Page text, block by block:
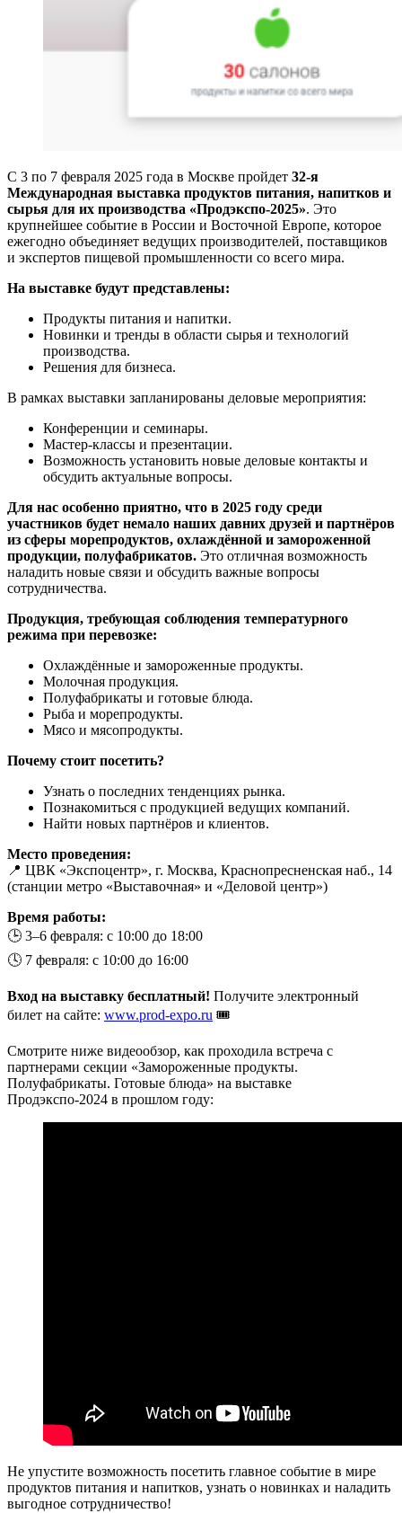
С 3 по 7 февраля 2025 года в Москве пройдет 32-я
Международная выставка продуктов питания, напитков и
сырья для их производства «Продэкспо-2025». Это
крупнейшее событие в России и Восточной Европе, которое
ежегодно объединяет ведущих производителей, поставщиков
и экспертов пищевой промышленности со всего мира.
На выставке будут представлены:
Продукты питания и напитки.
Новинки и тренды в области сырья и технологий
производства.
Решения для бизнеса.
В рамках выставки запланированы деловые мероприятия:
Конференции и семинары.
Мастер-классы и презентации.
Возможность установить новые деловые контакты и
обсудить актуальные вопросы.
Для нас особенно приятно, что в 2025 году среди
участников будет немало наших давних друзей и партнёров
из сферы морепродуктов, охлаждённой и замороженной
продукции, полуфабрикатов. Это отличная возможность
наладить новые связи и обсудить важные вопросы
сотрудничества.
Продукция, требующая соблюдения температурного
режима при перевозке:
Охлаждённые и замороженные продукты.
Молочная продукция.
Полуфабрикаты и готовые блюда.
Рыба и морепродукты.
Мясо и мясопродукты.
Почему стоит посетить?
Узнать о последних тенденциях рынка.
Познакомиться с продукцией ведущих компаний.
Найти новых партнёров и клиентов.
Место проведения:
📍 ЦВК «Экспоцентр», г. Москва, Краснопресненская наб., 14
(станции метро «Выставочная» и «Деловой центр»)
Время работы:
🕒 3–6 февраля: с 10:00 до 18:00
🕓 7 февраля: с 10:00 до 16:00
Вход на выставку бесплатный! Получите электронный
билет на сайте: www.prod-expo.ru 🎟️
Смотрите ниже видеообзор, как проходила встреча с
партнерами секции «Замороженные продукты.
Полуфабрикаты. Готовые блюда» на выставке
Продэкспо-2024 в прошлом году:
Не упустите возможность посетить главное событие в мире
продуктов питания и напитков, узнать о новинках и наладить
выгодное сотрудничество!